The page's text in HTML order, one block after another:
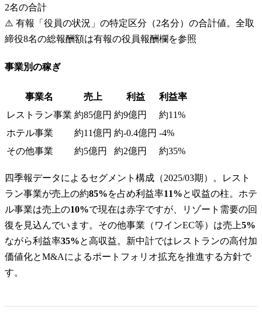
2名の合計
⚠️ 有報「役員の状況」の特定区分（2名分）の合計値。全取
締役8名の総報酬額は有報の役員報酬欄を参照
事業別の稼ぎ
事業名 売上 利益
利益率
レストラン事業 約85億円 約9億円
約11%
ホテル事業
約11億円 約-0.4億円 -4%
その他事業
約5億円 約2億円 約35%
四季報データによるセグメント構成（2025/03期）。レスト
ラン事業が売上の約85%を占め利益率11%と収益の柱。ホテ
ル事業は売上の10%で現在は赤字ですが、リゾート需要の回
復を見込んでいます。その他事業（ワインEC等）は売上5%
ながら利益率35%と高収益。新中計ではレストランの高付加
価値化とM&Aによるポートフォリオ拡充を推進する方針で
す。